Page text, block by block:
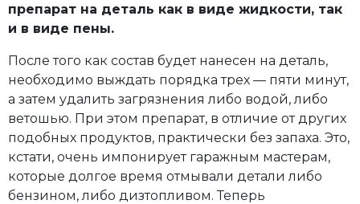
препарат на деталь как в виде жидкости, так
и в виде пены.
После того как состав будет нанесен на деталь,
необходимо выждать порядка трех — пяти минут,
а затем удалить загрязнения либо водой, либо
ветошью. При этом препарат, в отличие от других
подобных продуктов, практически без запаха. Это,
кстати, очень импонирует гаражным мастерам,
которые долгое время отмывали детали либо
бензином, либо дизтопливом. Теперь